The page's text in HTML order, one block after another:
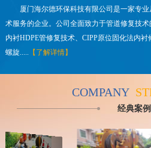
厦门海尔德环保科技有限公司是一家专
术服务的企业。公司全面致力于管道修复技
内衬HDPE管修复技术、CIPP原位固化法内衬
螺旋..... 【了解详情】
COMPANY
经典案例